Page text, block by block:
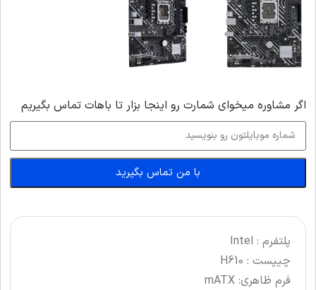
اگر‌ مشاوره میخوای شمارت رو اینجا بزار تا باهات تماس بگیریم
با من تماس بگیرید
پلتفرم : Intel
چیپست : H610
فرم ظاهری: mATX